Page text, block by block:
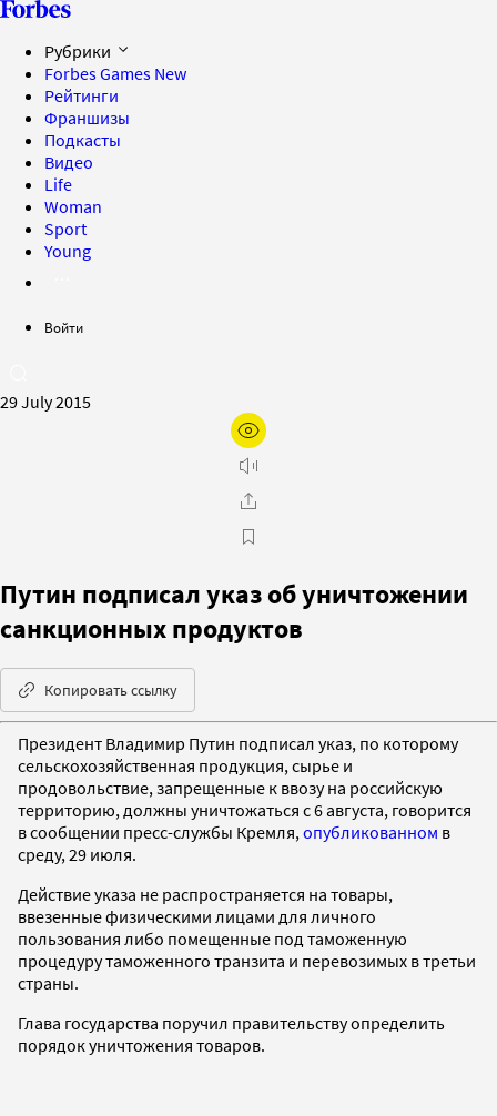
Рубрики
Forbes Games New
Рейтинги
Франшизы
Подкасты
Видео
Life
Woman
Sport
Young
Войти
29 July 2015
Путин подписал указ об уничтожении
санкционных продуктов
Копировать ссылку
Президент Владимир Путин подписал указ, по которому
сельскохозяйственная продукция, сырье и
продовольствие, запрещенные к ввозу на российскую
территорию, должны уничтожаться с 6 августа, говорится
в сообщении пресс-службы Кремля, опубликованном в
среду, 29 июля.
Действие указа не распространяется на товары,
ввезенные физическими лицами для личного
пользования либо помещенные под таможенную
процедуру таможенного транзита и перевозимых в третьи
страны.
Глава государства поручил правительству определить
порядок уничтожения товаров.